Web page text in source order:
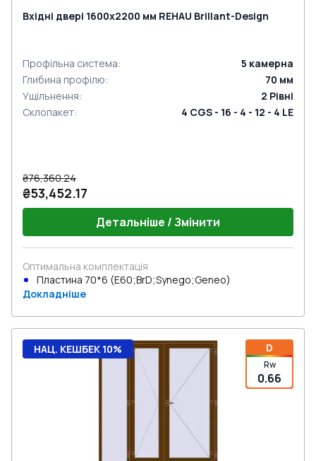
Вхідні двері 1600x2200 мм REHAU Brillant-Design
Профільна система: 5 камерна
Глибина профілю: 70 мм
Ущільнення: 2 Рівні
Склопакет: 4 CGS - 16 - 4 - 12 - 4 LE
₴76,360.24
₴53,452.17
Детальніше / Змінити
Оптимальна комплектація
Пластина 70*6 (Е60;BrD;Synego;Geneo)
Докладніше
D
Rw
0.66
НАЦ. КЕШБЕК 10%